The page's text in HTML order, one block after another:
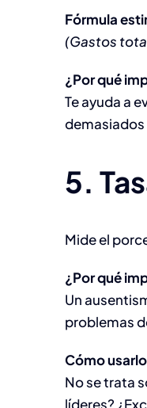
Fórmula
(Gastos
¿Por qué
Te ayuda a
demasiados
5.
Mide el
¿Por qué
Un
problemas
Cómo
No se trata
líderes?